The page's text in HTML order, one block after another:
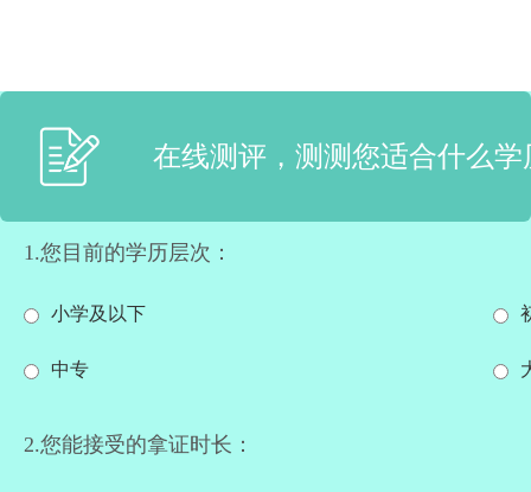
在线测评，测测您适合什么
1.您目前的学历层次：
小学及以下
中专
2.您能接受的拿证时长：